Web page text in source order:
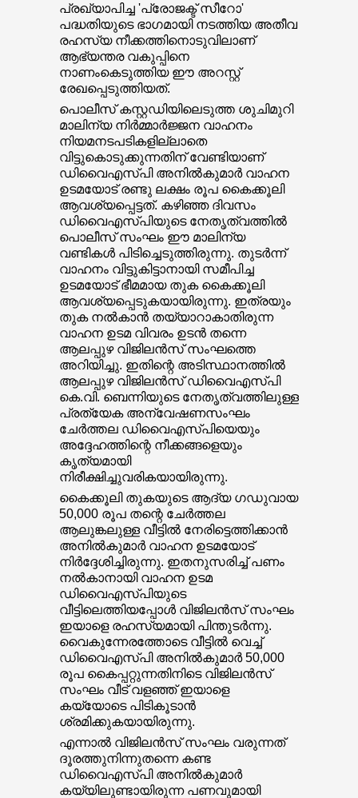
പ്രഖ്യാപിച്ച 'പ്രോജക്ട് സീറോ'
പദ്ധതിയുടെ ഭാഗമായി നടത്തിയ അതീവ
രഹസ്യ നീക്കത്തിനൊടുവിലാണ്
ആഭ്യന്തര വകുപ്പിനെ
നാണംകെടുത്തിയ ഈ അറസ്റ്റ്
രേഖപ്പെടുത്തിയത്.
പൊലീസ് കസ്റ്റഡിയിലെടുത്ത ശുചിമുറി
മാലിന്യ നിര്‍മ്മാര്‍ജ്ജന വാഹനം
നിയമനടപടികളില്ലാതെ
വിട്ടുകൊടുക്കുന്നതിന് വേണ്ടിയാണ്
ഡിവൈഎസ്പി അനില്‍കുമാര്‍ വാഹന
ഉടമയോട് രണ്ടു ലക്ഷം രൂപ കൈക്കൂലി
ആവശ്യപ്പെട്ടത്. കഴിഞ്ഞ ദിവസം
ഡിവൈഎസ്പിയുടെ നേതൃത്വത്തില്‍
പൊലീസ് സംഘം ഈ മാലിന്യ
വണ്ടികള്‍ പിടിച്ചെടുത്തിരുന്നു. തുടര്‍ന്ന്
വാഹനം വിട്ടുകിട്ടാനായി സമീപിച്ച
ഉടമയോട് ഭീമമായ തുക കൈക്കൂലി
ആവശ്യപ്പെടുകയായിരുന്നു. ഇത്രയും
തുക നല്‍കാന്‍ തയ്യാറാകാതിരുന്ന
വാഹന ഉടമ വിവരം ഉടന്‍ തന്നെ
ആലപ്പുഴ വിജിലന്‍സ് സംഘത്തെ
അറിയിച്ചു. ഇതിന്റെ അടിസ്ഥാനത്തില്‍
ആലപ്പുഴ വിജിലന്‍സ് ഡിവൈഎസ്പി
കെ.വി. ബെന്നിയുടെ നേതൃത്വത്തിലുള്ള
പ്രത്യേക അന്വേഷണസംഘം
ചേര്‍ത്തല ഡിവൈഎസ്പിയെയും
അദ്ദേഹത്തിന്റെ നീക്കങ്ങളെയും
കൃത്യമായി
നിരീക്ഷിച്ചുവരികയായിരുന്നു.
കൈക്കൂലി തുകയുടെ ആദ്യ ഗഡുവായ
50,000 രൂപ തന്റെ ചേര്‍ത്തല
ആലുങ്കലുള്ള വീട്ടില്‍ നേരിട്ടെത്തിക്കാന്‍
അനില്‍കുമാര്‍ വാഹന ഉടമയോട്
നിര്‍ദ്ദേശിച്ചിരുന്നു. ഇതനുസരിച്ച് പണം
നല്‍കാനായി വാഹന ഉടമ
ഡിവൈഎസ്പിയുടെ
വീട്ടിലെത്തിയപ്പോള്‍ വിജിലന്‍സ് സംഘം
ഇയാളെ രഹസ്യമായി പിന്തുടര്‍ന്നു.
വൈകുന്നേരത്തോടെ വീട്ടില്‍ വെച്ച്
ഡിവൈഎസ്പി അനില്‍കുമാര്‍ 50,000
രൂപ കൈപ്പറ്റുന്നതിനിടെ വിജിലന്‍സ്
സംഘം വീട് വളഞ്ഞ് ഇയാളെ
കയ്യോടെ പിടികൂടാന്‍
ശ്രമിക്കുകയായിരുന്നു.
എന്നാല്‍ വിജിലന്‍സ് സംഘം വരുന്നത്
ദൂരത്തുനിന്നുതന്നെ കണ്ട
ഡിവൈഎസ്പി അനില്‍കുമാര്‍
കയ്യിലുണ്ടായിരുന്ന പണവുമായി